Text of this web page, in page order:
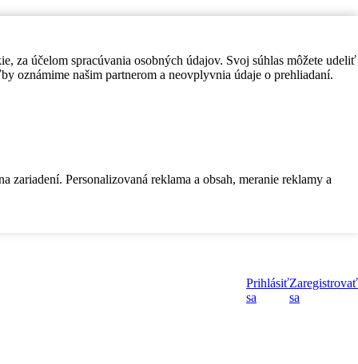
za účelom spracúvania osobných údajov. Svoj súhlas môžete udeliť
oznámime našim partnerom a neovplyvnia údaje o prehliadaní.
Personalizovaná reklama a obsah, meranie reklamy a
Prihlásiť
sa
Zaregistrovať
sa